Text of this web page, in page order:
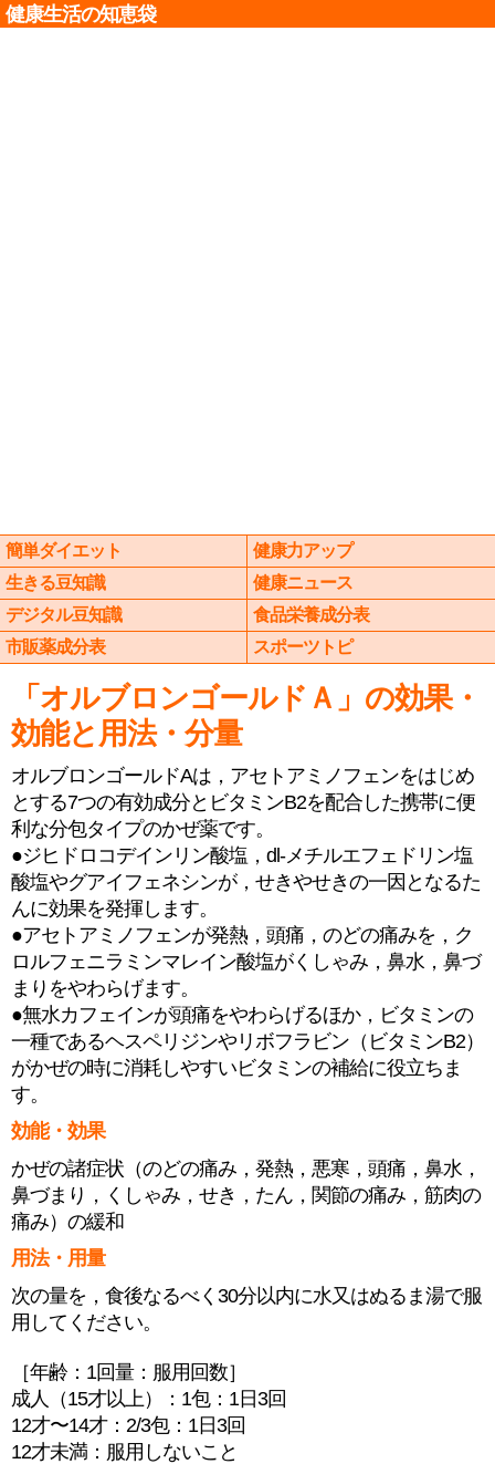
健康生活の知恵袋
簡単ダイエット
健康力アップ
生きる豆知識
健康ニュース
デジタル豆知識
食品栄養成分表
市販薬成分表
スポーツトピ
「オルブロンゴールドＡ」の効果・
効能と用法・分量
オルブロンゴールドAは，アセトアミノフェンをはじめ
とする7つの有効成分とビタミンB2を配合した携帯に便
利な分包タイプのかぜ薬です。
●ジヒドロコデインリン酸塩，dl-メチルエフェドリン塩
酸塩やグアイフェネシンが，せきやせきの一因となるた
んに効果を発揮します。
●アセトアミノフェンが発熱，頭痛，のどの痛みを，ク
ロルフェニラミンマレイン酸塩がくしゃみ，鼻水，鼻づ
まりをやわらげます。
●無水カフェインが頭痛をやわらげるほか，ビタミンの
一種であるヘスペリジンやリボフラビン（ビタミンB2）
がかぜの時に消耗しやすいビタミンの補給に役立ちま
す。
効能・効果
かぜの諸症状（のどの痛み，発熱，悪寒，頭痛，鼻水，
鼻づまり，くしゃみ，せき，たん，関節の痛み，筋肉の
痛み）の緩和
用法・用量
次の量を，食後なるべく30分以内に水又はぬるま湯で服
用してください。
［年齢：1回量：服用回数］
成人（15才以上）：1包：1日3回
12才〜14才：2/3包：1日3回
12才未満：服用しないこと